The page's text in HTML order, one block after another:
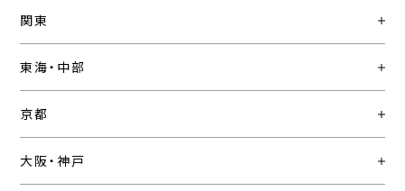
関東
東海・中部
京都
大阪・神戸